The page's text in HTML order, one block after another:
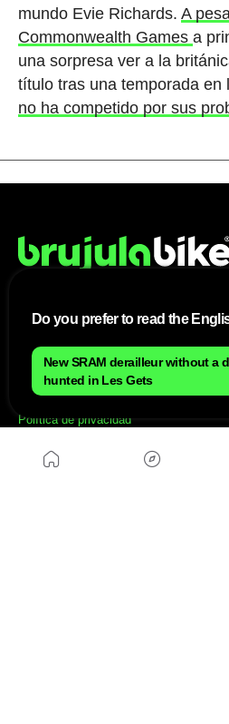
mundo Evie Richards. A
Commonwealth Games a
una sorpresa ver a la
título tras una temporada en
no ha competido por sus
NOSOTROS
Mapa del sitio
Aviso Legal
Anúnciate con nosotros
Política de privacidad
Do you prefer to read the
New SRAM derailleur without a
hunted in Les Gets